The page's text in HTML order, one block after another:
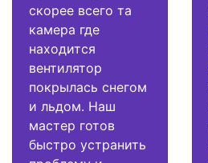
скорее всего та
камера где
находится
вентилятор
покрылась снегом
и льдом. Наш
мастер готов
быстро устранить